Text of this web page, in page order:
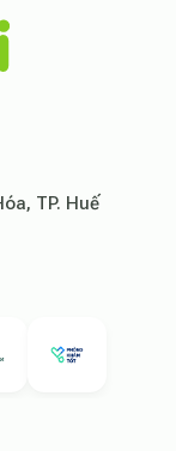
,
TP. Huế